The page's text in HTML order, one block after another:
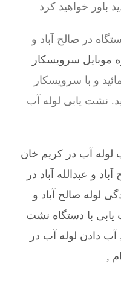
باور خواهید کرد
در صالح آباد و
موبایل سرویسکار
و با سرویسکار
نشت یابی لوله آب
لوله آب در کریم خان
و عبدالله آباد در
لوله صالح آباد و
با دستگاه نشت
آب دادن لوله آب در
,